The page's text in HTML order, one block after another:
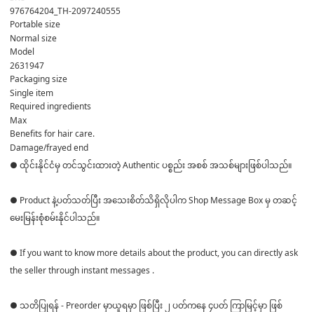
976764204_TH-2097240555
Portable size
Normal size
Model
2631947
Packaging size
Single item
Required ingredients
Max
Benefits for hair care.
Damage/frayed end
● ထိုင်းနိုင်ငံမှ တင်သွင်းထားတဲ့ Authentic ပစ္စည်း အစစ် အသစ်များဖြစ်ပါသည်။
● Product နဲ့ပတ်သတ်ပြီး အသေးစိတ်သိရှိလိုပါက Shop Message Box မှ တဆင့်
မေးမြန်းစုံစမ်းနိုင်ပါသည်။
● If you want to know more details about the product, you can directly ask
the seller through instant messages .
● သတိပြုရန် - Preorder မှာယူရမှာ ဖြစ်ပြီး ၂ ပတ်ကနေ ၄ပတ် ကြာမြင့်မှာ ဖြစ်